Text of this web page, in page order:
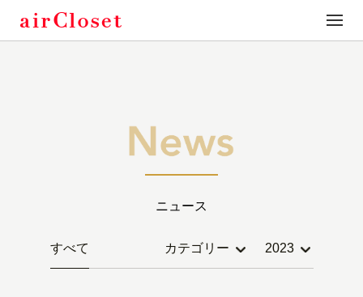
toggle
ニュース
すべて カテゴリー 2023